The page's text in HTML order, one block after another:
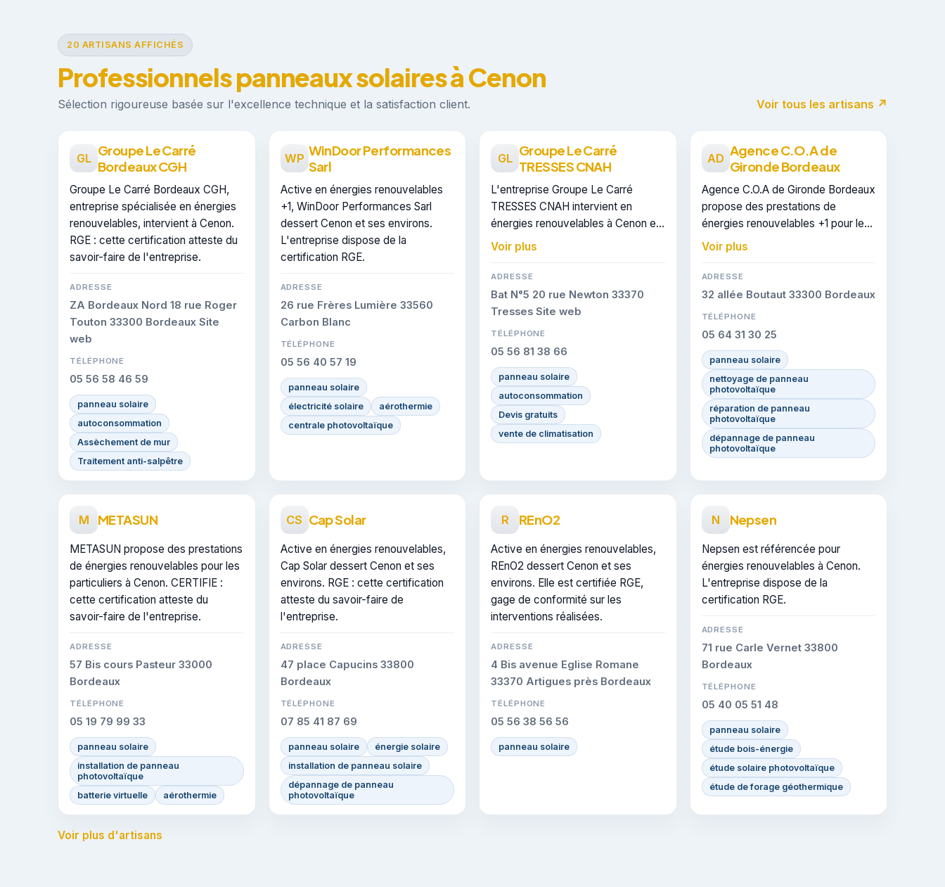
20 ARTISANS AFFICHÉS
Professionnels panneaux solaires à Cenon
Sélection rigoureuse basée sur l'excellence technique et la satisfaction client. Voir tous les artisans ↗
GL Groupe Le Carré
Bordeaux CGH
Groupe Le Carré Bordeaux CGH,
entreprise spécialisée en énergies
renouvelables, intervient à Cenon.
RGE : cette certification atteste du
savoir-faire de l'entreprise.
ADRESSE
ZA Bordeaux Nord 18 rue Roger
Touton 33300 Bordeaux Site
web
TÉLÉPHONE
05 56 58 46 59
panneau solaire
autoconsommation
Assèchement de mur
Traitement anti-salpêtre
WP WinDoor Performances
Sarl
Active en énergies renouvelables
+1, WinDoor Performances Sarl
dessert Cenon et ses environs.
L'entreprise dispose de la
certification RGE.
ADRESSE
26 rue Frères Lumière 33560
Carbon Blanc
TÉLÉPHONE
05 56 40 57 19
panneau solaire
électricité solaire
aérothermie
centrale photovoltaïque
GL Groupe Le Carré
TRESSES CNAH
L'entreprise Groupe Le Carré
TRESSES CNAH intervient en
énergies renouvelables à Cenon et
dans les communes voisines. Elle
est certifiée RGE, gage de
conformité sur les interventions
réalisées.
Voir plus
ADRESSE
Bat N°5 20 rue Newton 33370
Tresses Site web
TÉLÉPHONE
05 56 81 38 66
panneau solaire
autoconsommation
Devis gratuits
vente de climatisation
AD Agence C.O.A de
Gironde Bordeaux
Agence C.O.A de Gironde Bordeaux
propose des prestations de
énergies renouvelables +1 pour les
particuliers à Cenon. Elle est
certifiée CERTIFIE, gage de
conformité sur les interventions
réalisées.
Voir plus
ADRESSE
32 allée Boutaut 33300 Bordeaux
TÉLÉPHONE
05 64 31 30 25
panneau solaire
nettoyage de panneau
photovoltaïque
réparation de panneau
photovoltaïque
dépannage de panneau
photovoltaïque
M METASUN
METASUN propose des prestations
de énergies renouvelables pour les
particuliers à Cenon. CERTIFIE :
cette certification atteste du
savoir-faire de l'entreprise.
ADRESSE
57 Bis cours Pasteur 33000
Bordeaux
TÉLÉPHONE
05 19 79 99 33
panneau solaire
installation de panneau
photovoltaïque
batterie virtuelle
aérothermie
CS Cap Solar
Active en énergies renouvelables,
Cap Solar dessert Cenon et ses
environs. RGE : cette certification
atteste du savoir-faire de
l'entreprise.
ADRESSE
47 place Capucins 33800
Bordeaux
TÉLÉPHONE
07 85 41 87 69
panneau solaire
énergie solaire
installation de panneau solaire
dépannage de panneau
photovoltaïque
R REnO2
Active en énergies renouvelables,
REnO2 dessert Cenon et ses
environs. Elle est certifiée RGE,
gage de conformité sur les
interventions réalisées.
ADRESSE
4 Bis avenue Eglise Romane
33370 Artigues près Bordeaux
TÉLÉPHONE
05 56 38 56 56
panneau solaire
N Nepsen
Nepsen est référencée pour
énergies renouvelables à Cenon.
L'entreprise dispose de la
certification RGE.
ADRESSE
71 rue Carle Vernet 33800
Bordeaux
TÉLÉPHONE
05 40 05 51 48
panneau solaire
étude bois-énergie
étude solaire photovoltaïque
étude de forage géothermique
Voir plus d'artisans